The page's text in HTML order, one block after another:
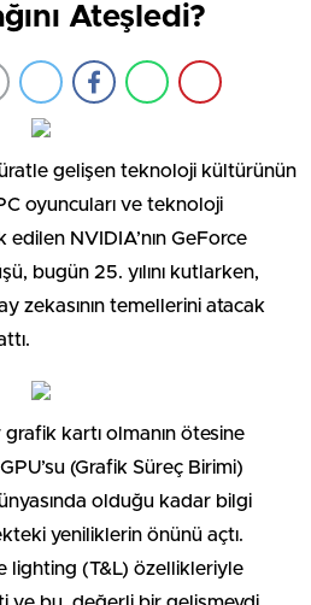
Ateşledi?
gelişen teknoloji kültürünün
oyuncuları ve teknoloji
edilen NVIDIA’nın GeForce
bugün 25. yılını kutlarken,
zekasının temellerini atacak
kartı olmanın ötesine
(Grafik Süreç Birimi)
olduğu kadar bilgi
yeniliklerin önünü açtı.
lighting (T&L) özellikleriyle